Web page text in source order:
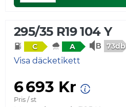
295/35 R19 104 Y
C A 73db
Visa däcketikett
6 693 Kr
Pris / st